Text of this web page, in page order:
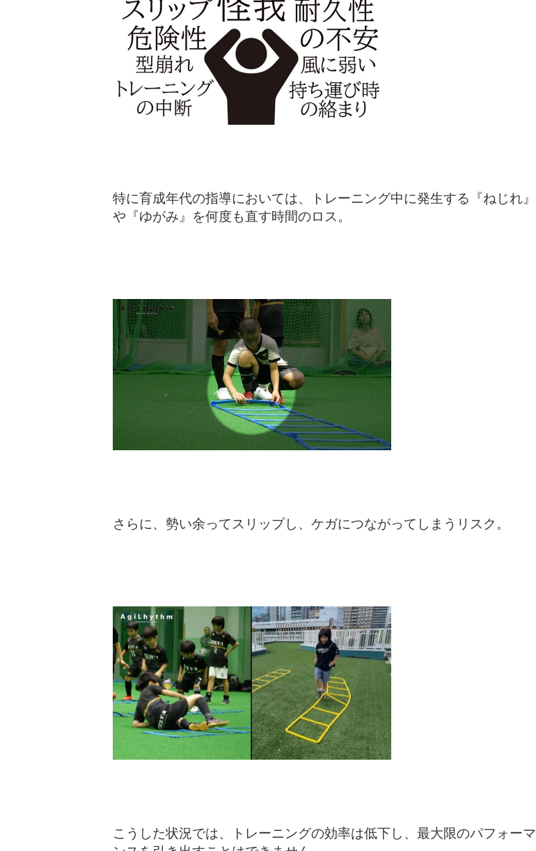
特に育成年代の指導においては、トレーニング中に発生する『ねじれ』
や『ゆがみ』を何度も直す時間のロス。
さらに、勢い余ってスリップし、ケガにつながってしまうリスク。
こうした状況では、トレーニングの効率は低下し、最大限のパフォーマ